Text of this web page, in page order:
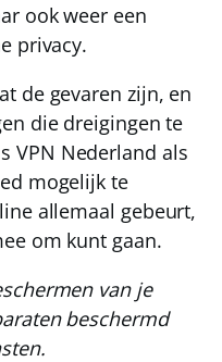
ook weer een
privacy.
de gevaren zijn, en
die dreigingen te
VPN Nederland als
mogelijk te
allemaal gebeurt,
om kunt gaan.
van je
beschermd